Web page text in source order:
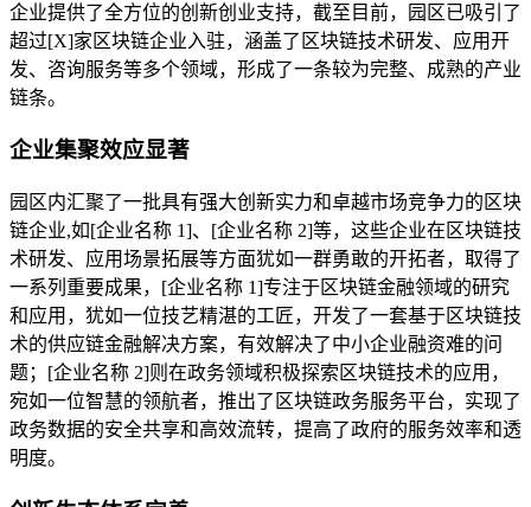
企业提供了全方位的创新创业支持，截至目前，园区已吸引了
超过[X]家区块链企业入驻，涵盖了区块链技术研发、应用开
发、咨询服务等多个领域，形成了一条较为完整、成熟的产业
链条。
企业集聚效应显著
园区内汇聚了一批具有强大创新实力和卓越市场竞争力的区块
链企业,如[企业名称 1]、[企业名称 2]等，这些企业在区块链技
术研发、应用场景拓展等方面犹如一群勇敢的开拓者，取得了
一系列重要成果，[企业名称 1]专注于区块链金融领域的研究
和应用，犹如一位技艺精湛的工匠，开发了一套基于区块链技
术的供应链金融解决方案，有效解决了中小企业融资难的问
题；[企业名称 2]则在政务领域积极探索区块链技术的应用，
宛如一位智慧的领航者，推出了区块链政务服务平台，实现了
政务数据的安全共享和高效流转，提高了政府的服务效率和透
明度。